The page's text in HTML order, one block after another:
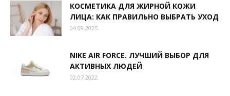
КОСМЕТИКА ДЛЯ ЖИРНОЙ КОЖИ
ЛИЦА: КАК ПРАВИЛЬНО ВЫБРАТЬ УХОД
04.09.2025
NIKE AIR FORCE. ЛУЧШИЙ ВЫБОР ДЛЯ
АКТИВНЫХ ЛЮДЕЙ
02.07.2022